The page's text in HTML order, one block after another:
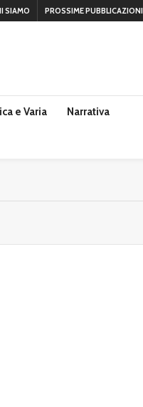
SIAMO PROSSIME PUBBLICAZIONI
e Varia Narrativa